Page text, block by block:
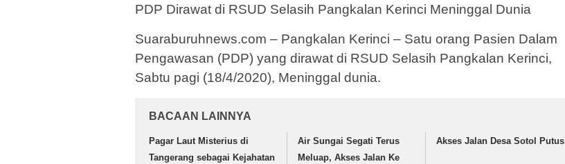
PDP Dirawat di RSUD Selasih Pangkalan Kerinci Meninggal Dunia
Suaraburuhnews.com – Pangkalan Kerinci – Satu orang Pasien Dalam
Pengawasan (PDP) yang dirawat di RSUD Selasih Pangkalan Kerinci,
Sabtu pagi (18/4/2020), Meninggal dunia.
BACAAN LAINNYA
Pagar Laut Misterius di
Tangerang sebagai Kejahatan
Air Sungai Segati Terus
Meluap, Akses Jalan Ke
Akses Jalan Desa Sotol Putus